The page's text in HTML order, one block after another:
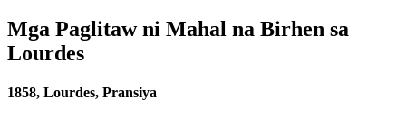
Mga Paglitaw ni Mahal na Birhen sa
Lourdes
1858, Lourdes, Pransiya